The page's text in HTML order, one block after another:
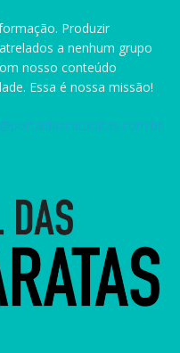
Produzir
a nenhum grupo
nosso conteúdo
Essa é nossa missão!